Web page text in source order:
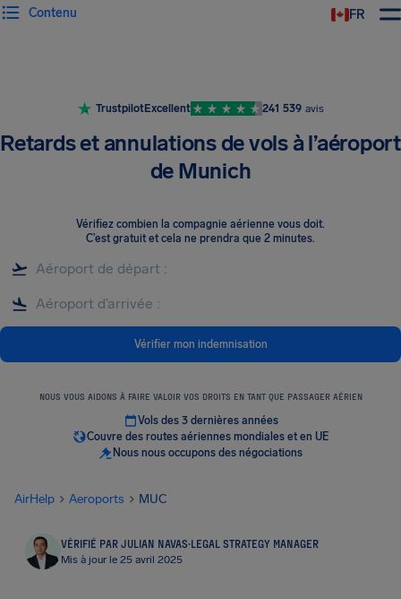
FR
Contenu
TrustpilotExcellent 241 539 avis
Retards et annulations de vols à l’aéroport
de Munich
Vérifiez combien la compagnie aérienne vous doit.
C’est gratuit et cela ne prendra que 2 minutes.
Vérifier mon indemnisation
NOUS VOUS AIDONS À FAIRE VALOIR VOS DROITS EN TANT QUE PASSAGER AÉRIEN
Vols des 3 dernières années
Couvre des routes aériennes mondiales et en UE
Nous nous occupons des négociations
AirHelp Aeroports MUC
VÉRIFIÉ PAR JULIAN NAVAS·LEGAL STRATEGY MANAGER
Mis à jour le 25 avril 2025